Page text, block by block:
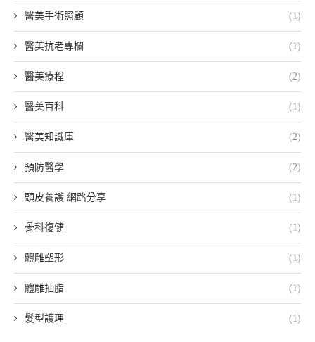
醫美手術照顧 (1)
醫美抗老專欄 (1)
醫美療程 (2)
醫美百科 (1)
醫美知識庫 (2)
預防醫學 (2)
頭皮養護 網路分享 (1)
骨科復健 (1)
體雕塑形 (1)
體雕抽脂 (1)
髮型護理 (1)